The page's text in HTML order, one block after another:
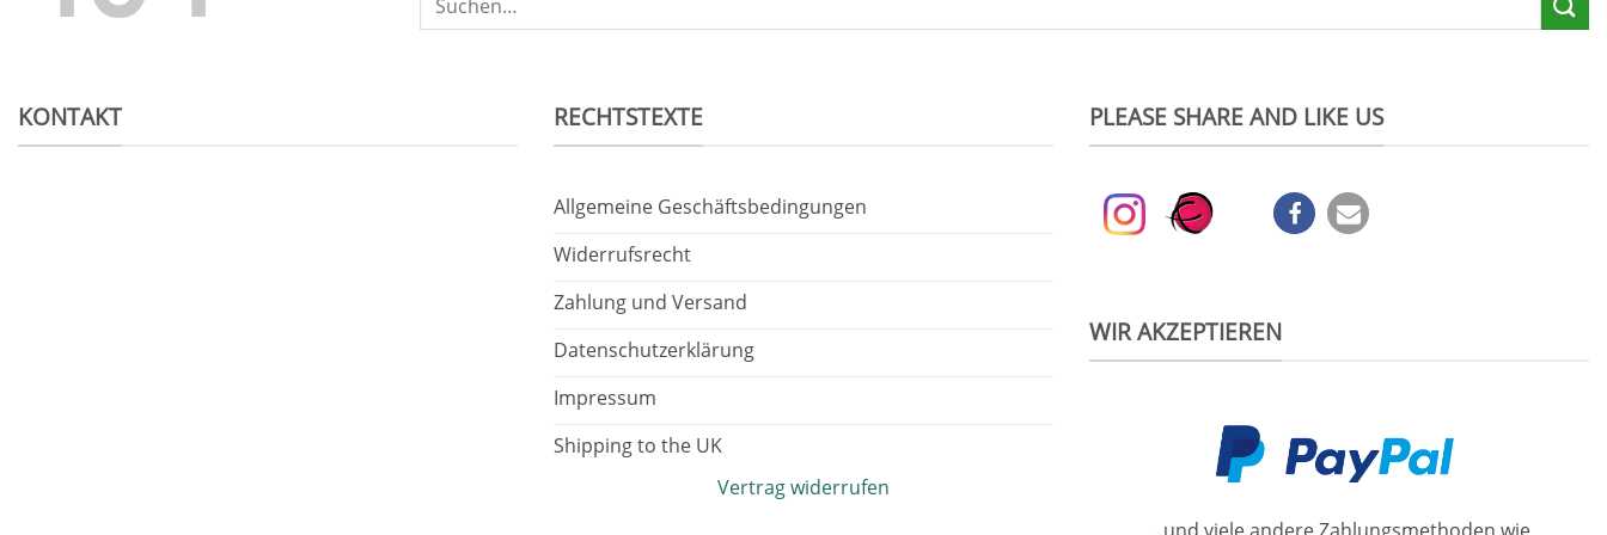
KONTAKT RECHTSTEXTE
Allgemeine Geschäftsbedingungen
Widerrufsrecht
Zahlung und Versand
Datenschutzerklärung
Impressum
Shipping to the UK
Vertrag widerrufen
PLEASE SHARE AND LIKE US
WIR AKZEPTIEREN